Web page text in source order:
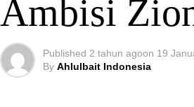
Published 2 tahun agoon 19
By Ahlulbait Indonesia